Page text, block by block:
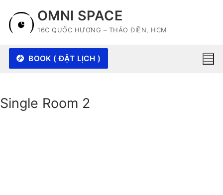
content
OMNI SPACE
16C QUỐC HƯƠNG – THẢO ĐIỀN, HCM
BOOK ( ĐẶT LỊCH )
Single Room 2